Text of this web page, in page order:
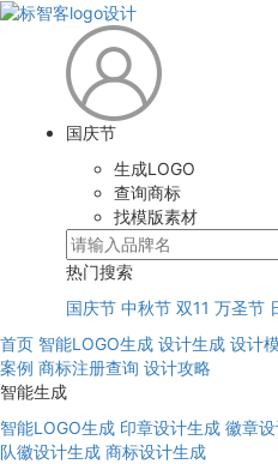
国庆节
生成LOGO
查询商标
找模版素材
热门搜索
国庆节 中秋节 双11 万圣节
首页 智能LOGO生成 设计生成 设计
案例 商标注册查询 设计攻略
智能生成
智能LOGO生成 印章设计生成 徽章
队徽设计生成 商标设计生成